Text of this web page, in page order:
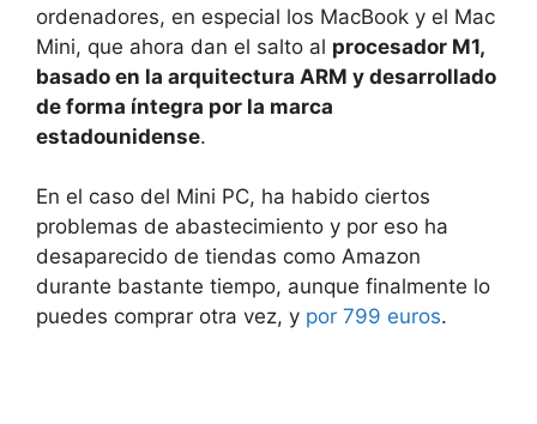
ordenadores, en especial los MacBook y el Mac
Mini, que ahora dan el salto al procesador M1,
basado en la arquitectura ARM y desarrollado
de forma íntegra por la marca
estadounidense.
En el caso del Mini PC, ha habido ciertos
problemas de abastecimiento y por eso ha
desaparecido de tiendas como Amazon
durante bastante tiempo, aunque finalmente lo
puedes comprar otra vez, y por 799 euros.